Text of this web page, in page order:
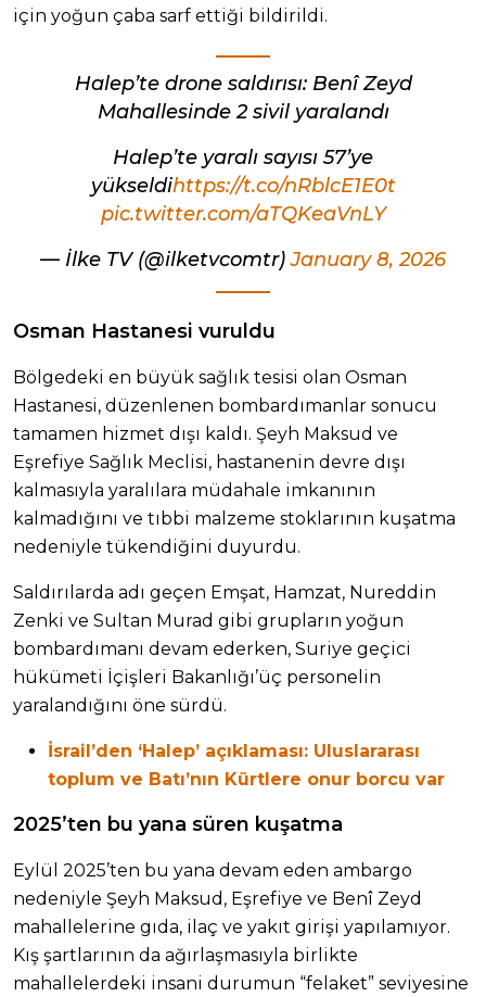
için yoğun çaba sarf ettiği bildirildi.
Halep’te drone saldırısı: Benî Zeyd
Mahallesinde 2 sivil yaralandı
Halep’te yaralı sayısı 57’ye
yükseldihttps://t.co/nRblcE1E0t
pic.twitter.com/aTQKeaVnLY
— İlke TV (@ilketvcomtr)January 8, 2026
Osman Hastanesi vuruldu
Bölgedeki en büyük sağlık tesisi olan Osman
Hastanesi, düzenlenen bombardımanlar sonucu
tamamen hizmet dışı kaldı. Şeyh Maksud ve
Eşrefiye Sağlık Meclisi, hastanenin devre dışı
kalmasıyla yaralılara müdahale imkanının
kalmadığını ve tıbbi malzeme stoklarının kuşatma
nedeniyle tükendiğini duyurdu.
Saldırılarda adı geçen Emşat, Hamzat, Nureddin
Zenki ve Sultan Murad gibi grupların yoğun
bombardımanı devam ederken, Suriye geçici
hükümeti İçişleri Bakanlığı’üç personelin
yaralandığını öne sürdü.
İsrail’den ‘Halep’ açıklaması: Uluslararası
toplum ve Batı’nın Kürtlere onur borcu var
2025’ten bu yana süren kuşatma
Eylül 2025’ten bu yana devam eden ambargo
nedeniyle Şeyh Maksud, Eşrefiye ve Benî Zeyd
mahallelerine gıda, ilaç ve yakıt girişi yapılamıyor.
Kış şartlarının da ağırlaşmasıyla birlikte
mahallelerdeki insani durumun “felaket” seviyesine